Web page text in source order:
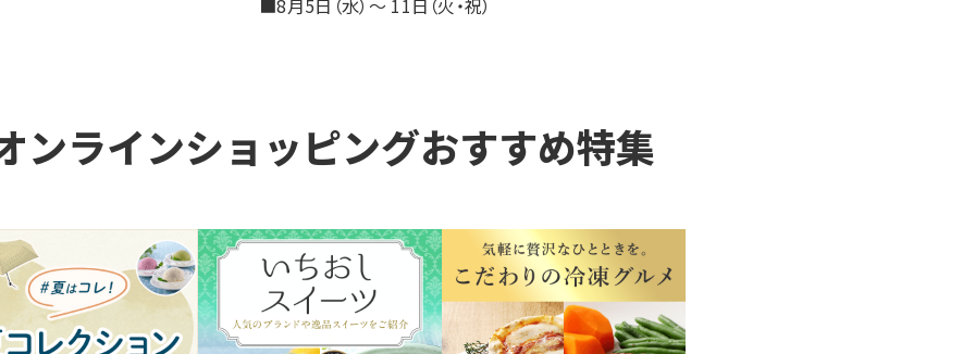
■8月5日（水）～ 11日（火・祝）
ンラインショッピングおすすめ特集